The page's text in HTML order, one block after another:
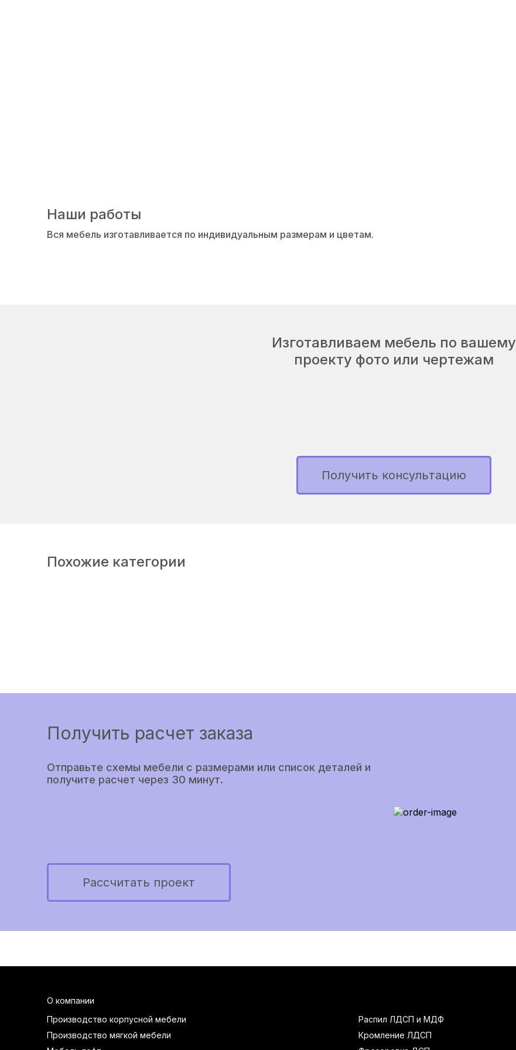
Наши работы
Вся мебель изготавливается по индивидуальным размерам и цветам.
Изготавливаем мебель по вашему
проекту фото или чертежам
Получить консультацию
Похожие категории
Получить расчет заказа
Отправьте схемы мебели с размерами или список деталей и
получите расчет через 30 минут.
Рассчитать проект
О компании
Производство корпусной мебели
Производство мягкой мебели
Распил ЛДСП и МДФ
Кромление ЛДСП